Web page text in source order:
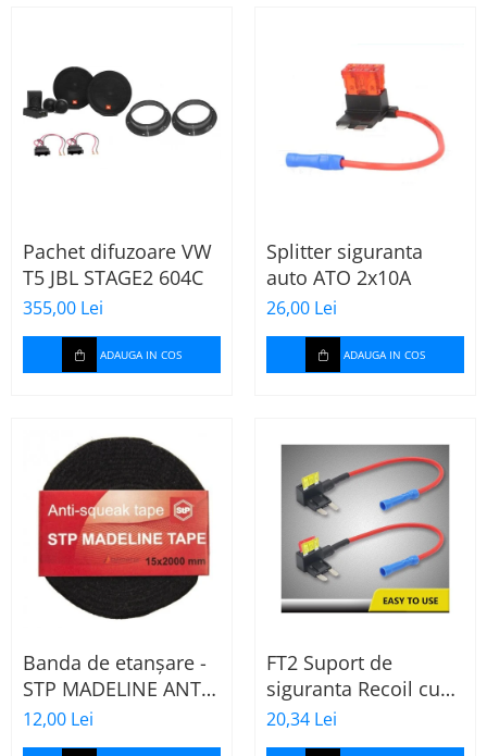
Pachet difuzoare VW
T5 JBL STAGE2 604C
355,00 Lei
ADAUGA IN COS
Splitter siguranta
auto ATO 2x10A
26,00 Lei
ADAUGA IN COS
Banda de etanșare -
STP MADELINE ANTI
SQUEAK TAPE - 15 x
2000mm
12,00 Lei
FT2 Suport de
siguranta Recoil cu
sigurante mini ATS
de 10A si 20A
20,34 Lei